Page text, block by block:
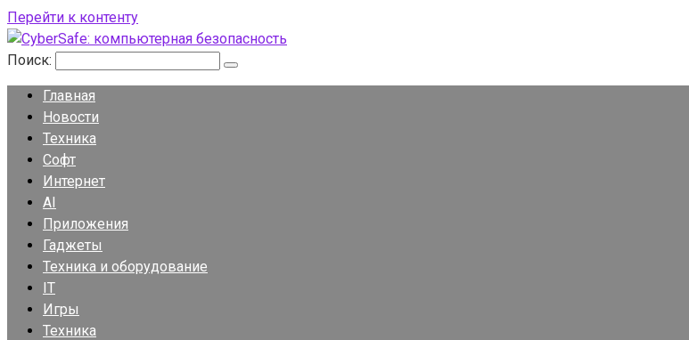
Перейти к контенту
Поиск:
Главная
Новости
Техника
Софт
Интернет
AI
Приложения
Гаджеты
Техника и оборудование
IT
Игры
Техника